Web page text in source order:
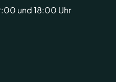
und 18:00 Uhr